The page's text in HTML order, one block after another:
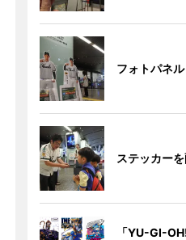
フォトパネル
ステッカー
「YU-GI-